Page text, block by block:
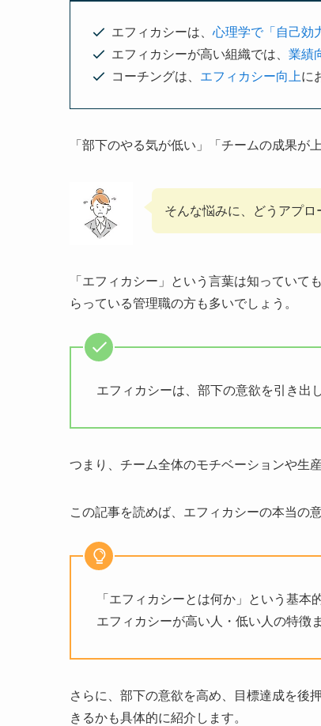
エフィカシーは、 心理学で「自己効
エフィカシーが高い組織では、 業績
コーチングは、 エフィカシー向上に
「部下のやる気が低い」「チームの成果が
そんな悩みに、どうアプ
「エフィカシー」という言葉は知ってい
らっている管理職の方も多いでしょう。
エフィカシーは、部下の意欲を引き出
つまり、チーム全体のモチベーションや生
この記事を読めば、エフィカシーの本当の
「エフィカシーとは何か」という基本
エフィカシーが高い人・低い人の特徴
さらに、部下の意欲を高め、目標達成を後
きるかも具体的に紹介します。